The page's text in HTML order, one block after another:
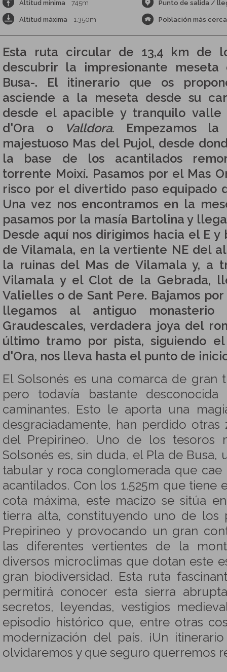
Altitud mínima 745m Punto de salida /
Altitud máxima 1.350m Población más
Esta ruta circular de 13,4 km de
descubrir la impresionante
Busa-. El itinerario que os
asciende a la meseta desde su
desde el apacible y tranquilo valle
d'Ora o
Valldora. Empezamos
majestuoso Mas del Pujol, desde
la base de los acantilados
torrente Moixí. Pasamos por el Mas
risco por el divertido paso equipado
Una vez nos encontramos en la
pasamos por la masía Bartolina y
Desde aquí nos dirigimos hacia el E
de Vilamala, en la vertiente NE del
la ruinas del Mas de Vilamala y, a
Vilamala y el Clot de la Gebrada,
Valielles o de Sant Pere. Bajamos
llegamos al antiguo
Graudescales, verdadera joya del
último tramo por pista, siguiendo
d'Ora, nos lleva hasta el punto de
El Solsonés es una comarca de gran
pero todavía bastante
caminantes. Esto le aporta una
desgraciadamente, han perdido otras
del Prepirineo. Uno de los tesoros
Solsonés es, sin duda, el Pla de Busa,
tabular y roca conglomerada que cae
acantilados. Con los 1.525m que tiene
cota máxima, este macizo se sitúa
tierra alta, constituyendo uno de los
Prepirineo y provocando un gran
las diferentes vertientes de la
diversos microclimas que dotan este
gran biodiversidad. Esta ruta
permitirá conocer esta sierra
secretos, leyendas, vestigios
episodio histórico que, entre otras
modernización del país. ¡Un
olvidaremos y que seguro querremos